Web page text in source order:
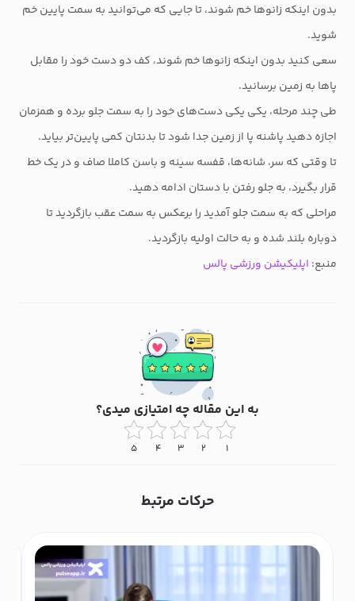
بدون اینکه زانوها خم شوند، تا جایی که می‌توانید به سمت پایین خم
شوید.
سعی کنید بدون اینکه زانوها خم شوند، کف دو دست خود را مقابل
پاها به زمین برسانید.
طی چند مرحله، یکی یکی دست‌های خود را به سمت جلو برده و همزمان
اجازه دهید پاشنه پا از زمین جدا شود تا بدنتان کمی پایین‌تر بیاید.
تا وقتی که سر، شانه‌ها، قفسه سینه و باسن کاملا صاف و در یک خط
قرار بگیرد، به جلو رفتن با دستان ادامه دهید.
مراحلی که به سمت جلو آمدید را برعکس به سمت عقب بازگردید تا
دوباره بلند شده و به حالت اولیه بازگردید.
منبع: اپلیکیشن ورزشی پالس
به این مقاله چه امتیازی میدی؟
۱ ۲ ۳ ۴ ۵
حرکات مرتبط